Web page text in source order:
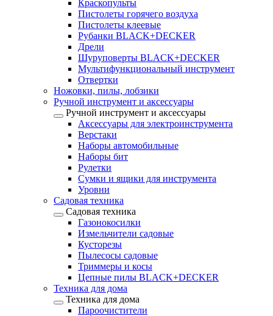
Краскопульты
Пистолеты горячего воздуха
Пистолеты клеевые
Рубанки BLACK+DECKER
Дрели
Шуруповерты BLACK+DECKER
Мультифункциональный инструмент
Отвертки
Ножовки, пилы, лобзики
Ручной инструмент и аксессуары
Ручной инструмент и аксессуары
Аксессуары для электроинструмента
Верстаки
Наборы автомобильные
Наборы бит
Рулетки
Сумки и ящики для инструмента
Уровни
Садовая техника
Садовая техника
Газонокосилки
Измельчители садовые
Кусторезы
Пылесосы садовые
Триммеры и косы
Цепные пилы BLACK+DECKER
Техника для дома
Техника для дома
Пароочистители